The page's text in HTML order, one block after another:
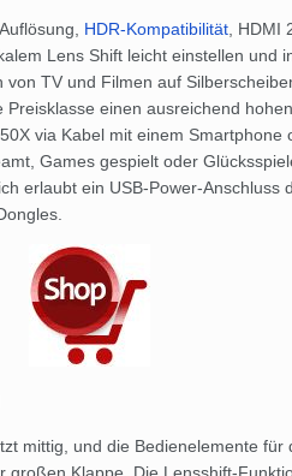
HDR-Kompatibilität ,
Lens Shift leicht einstellen und
TV und Filmen auf
einen ausreichend
via Kabel mit einem Smartphone
Games gespielt oder
erlaubt ein USB-Power-Anschluss
mittig, und die Bedienelemente für